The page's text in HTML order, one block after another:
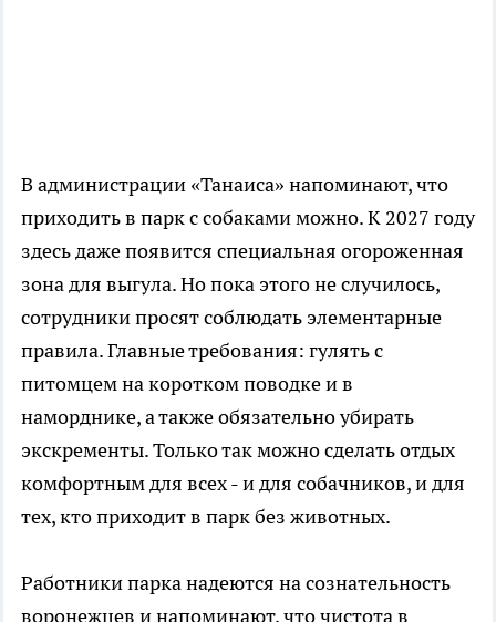
В администрации «Танаиса» напоминают, что
приходить в парк с собаками можно. К 2027 году
здесь даже появится специальная огороженная
зона для выгула. Но пока этого не случилось,
сотрудники просят соблюдать элементарные
правила. Главные требования: гулять с
питомцем на коротком поводке и в
наморднике, а также обязательно убирать
экскременты. Только так можно сделать отдых
комфортным для всех - и для собачников, и для
тех, кто приходит в парк без животных.
Работники парка надеются на сознательность
воронежцев и напоминают, что чистота в